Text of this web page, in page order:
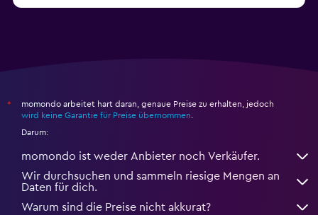
*
momondo arbeitet hart daran, genaue Preise zu erhalten, jedoch
wird keine Garantie für Preise übernommen
Darum:
momondo ist weder Anbieter noch Verkäufer.
Wir durchsuchen und sammeln riesige Mengen an
Daten für dich.
Warum sind die Preise nicht akkurat?